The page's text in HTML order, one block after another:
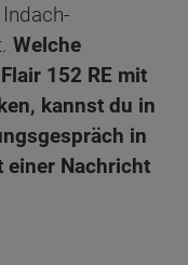
Welche
152 RE mit
kannst du in
in
einer Nachricht